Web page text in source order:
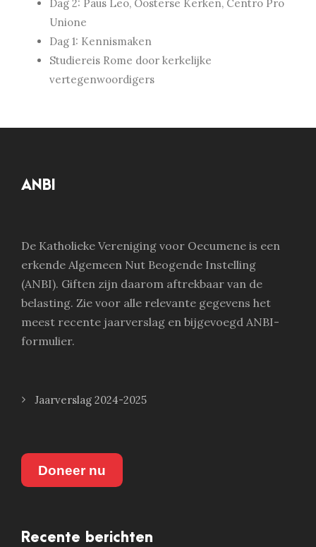
Dag 2: Paus Leo, Oosterse Kerken, Centro Pro
Unione
Dag 1: Kennismaken
Studiereis Rome door kerkelijke
vertegenwoordigers
ANBI
De Katholieke Vereniging voor Oecumene is een
erkende Algemeen Nut Beogende Instelling
(ANBI). Giften zijn daarom aftrekbaar van de
belasting. Zie voor alle relevante gegevens het
meest recente jaarverslag en bijgevoegd ANBI-
formulier.
Jaarverslag 2024-2025
Doneer nu
Recente berichten